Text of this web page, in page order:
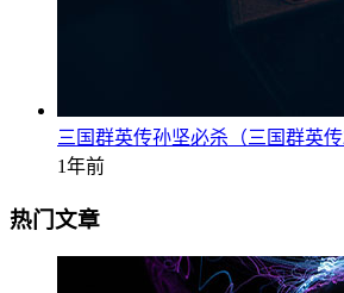
三国群英传孙坚必杀（三国群英传
1年前
热门文章